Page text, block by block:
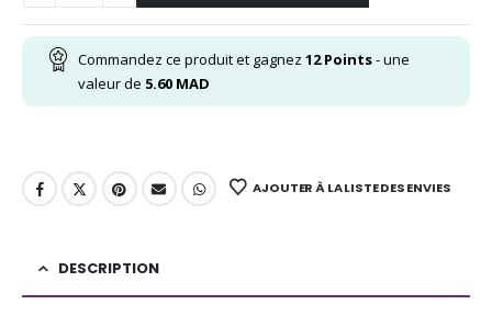
Commandez ce produit et gagnez 12Points- une
valeur de 5.60 MAD
AJOUTER À LA LISTE DES ENVIES
DESCRIPTION